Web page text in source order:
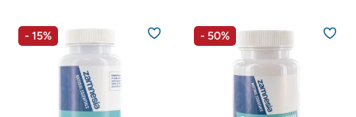
- 15% - 50%